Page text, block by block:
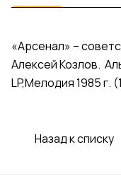
«Арсенал» ‎–
Алексей Козлов.
LP,Мелодия 1985 г.
Назад к списку